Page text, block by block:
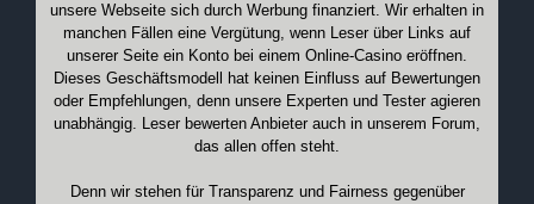
unsere Webseite sich durch Werbung finanziert. Wir erhalten in
manchen Fällen eine Vergütung, wenn Leser über Links auf
unserer Seite ein Konto bei einem Online-Casino eröffnen.
Dieses Geschäftsmodell hat keinen Einfluss auf Bewertungen
oder Empfehlungen, denn unsere Experten und Tester agieren
unabhängig. Leser bewerten Anbieter auch in unserem Forum,
das allen offen steht.
Denn wir stehen für Transparenz und Fairness gegenüber